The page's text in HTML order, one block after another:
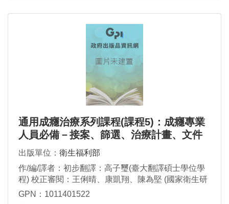
通用成癮治療系列課程(課程5)：成癮專業
人員必備－接案、篩選、治療計畫、文件
記錄
出版單位： 衛生福利部
作/編/譯者：初步翻譯：高子璽(臺大翻譯碩士學位學
程) 校正審閱：王俐晴、康凱翔、陳為堅 (國家衛生研
究院神醫中心) 文書編輯：楊雅雯、賴怡雅 (國家衛生
GPN：1011401522